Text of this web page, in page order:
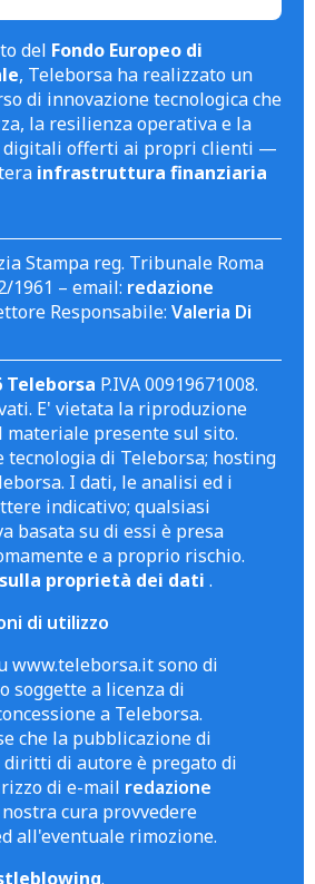
del Fondo Europeo di
, Teleborsa ha realizzato un
di innovazione tecnologica che
la resilienza operativa e la
digitali offerti ai propri clienti —
infrastruttura finanziaria
Stampa reg. Tribunale Roma
1961 – email: redazione
Responsabile: Valeria Di
Teleborsa P.IVA 00919671008.
E' vietata la riproduzione
materiale presente sul sito.
tecnologia di Teleborsa; hosting
I dati, le analisi ed i
indicativo; qualsiasi
basata su di essi è presa
e a proprio rischio.
proprietà dei dati .
di utilizzo
www.teleborsa.it sono di
soggette a licenza di
a Teleborsa.
che la pubblicazione di
di autore è pregato di
di e-mail redazione
nostra cura provvedere
all'eventuale rimozione.
.